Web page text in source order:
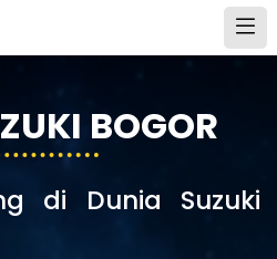
BOGOR
di Dunia Suzuki